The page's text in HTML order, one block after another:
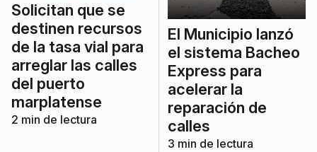
Solicitan que se
destinen recursos
de la tasa vial para
arreglar las calles
del puerto
marplatense
2 min de lectura
El Municipio lanzó
el sistema Bacheo
Express para
acelerar la
reparación de
calles
3 min de lectura